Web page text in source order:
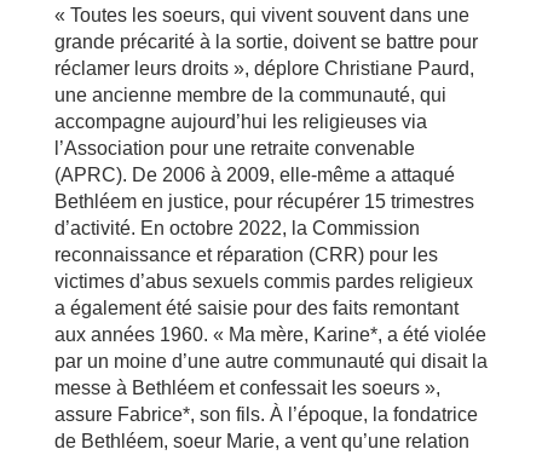
« Toutes les soeurs, qui vivent souvent dans une
grande précarité à la sortie, doivent se battre pour
réclamer leurs droits », déplore Christiane Paurd,
une ancienne membre de la communauté, qui
accompagne aujourd’hui les religieuses via
l’Association pour une retraite convenable
(APRC). De 2006 à 2009, elle-même a attaqué
Bethléem en justice, pour récupérer 15 trimestres
d’activité. En octobre 2022, la Commission
reconnaissance et réparation (CRR) pour les
victimes d’abus sexuels commis pardes religieux
a également été saisie pour des faits remontant
aux années 1960. « Ma mère, Karine*, a été violée
par un moine d’une autre communauté qui disait la
messe à Bethléem et confessait les soeurs »,
assure Fabrice*, son fils. À l’époque, la fondatrice
de Bethléem, soeur Marie, a vent qu’une relation